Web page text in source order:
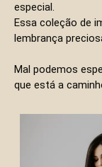
especial.
Essa coleção de
lembrança
Mal podemos
que está a